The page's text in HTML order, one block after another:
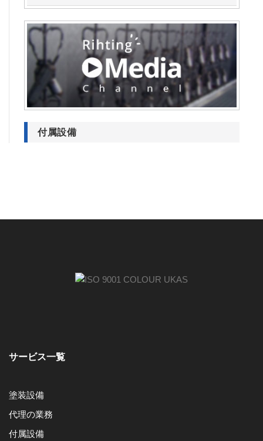
付属設備
サービス一覧
塗装設備
代理の業務
付属設備